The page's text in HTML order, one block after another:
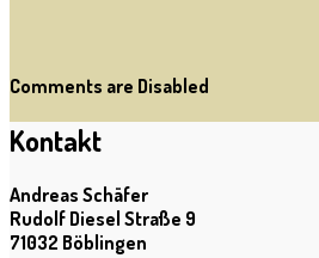
Comments are Disabled
Kontakt
Andreas Schäfer
Rudolf Diesel Straße 9
71032 Böblingen